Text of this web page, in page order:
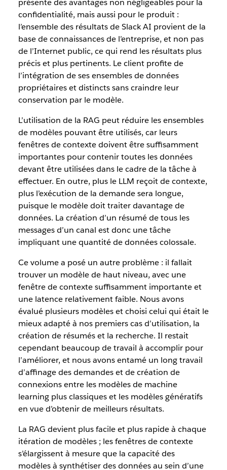
présente des avantages non négligeables pour la
confidentialité, mais aussi pour le produit :
l’ensemble des résultats de Slack AI provient de la
base de connaissances de l’entreprise, et non pas
de l’Internet public, ce qui rend les résultats plus
précis et plus pertinents. Le client profite de
l’intégration de ses ensembles de données
propriétaires et distincts sans craindre leur
conservation par le modèle.
L’utilisation de la RAG peut réduire les ensembles
de modèles pouvant être utilisés, car leurs
fenêtres de contexte doivent être suffisamment
importantes pour contenir toutes les données
devant être utilisées dans le cadre de la tâche à
effectuer. En outre, plus le LLM reçoit de contexte,
plus l’exécution de la demande sera longue,
puisque le modèle doit traiter davantage de
données. La création d’un résumé de tous les
messages d’un canal est donc une tâche
impliquant une quantité de données colossale.
Ce volume a posé un autre problème : il fallait
trouver un modèle de haut niveau, avec une
fenêtre de contexte suffisamment importante et
une latence relativement faible. Nous avons
évalué plusieurs modèles et choisi celui qui était le
mieux adapté à nos premiers cas d’utilisation, la
création de résumés et la recherche. Il restait
cependant beaucoup de travail à accomplir pour
l’améliorer, et nous avons entamé un long travail
d’affinage des demandes et de création de
connexions entre les modèles de machine
learning plus classiques et les modèles génératifs
en vue d’obtenir de meilleurs résultats.
La RAG devient plus facile et plus rapide à chaque
itération de modèles ; les fenêtres de contexte
s’élargissent à mesure que la capacité des
modèles à synthétiser des données au sein d’une